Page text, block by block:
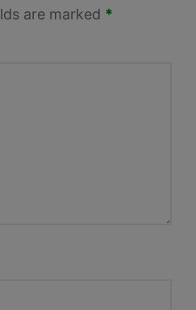
are marked *